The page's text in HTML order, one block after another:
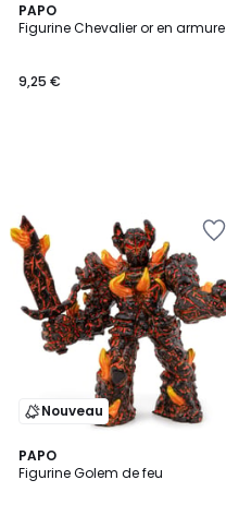
PAPO
Figurine Chevalier or en armure
9,25 €
Nouveau
PAPO
Figurine Golem de feu